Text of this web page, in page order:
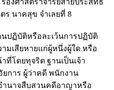
ร นาคสุข จำเลยที่ 8
นปฏิบัติหรือละเว้นการปฏิบัติ
มเสียหายแก่ผู้หนึ่งผู้ใด หรือ
โดยทุจริต ฐานเป็นเจ้า
การ ผู้ว่าคดี พนักงาน
ำนาจสืบสวนคดีอาญาหรือ